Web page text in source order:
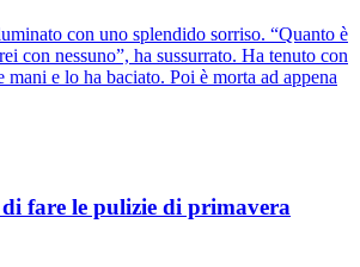
con uno splendido sorriso. “Quanto è
con nessuno”, ha sussurrato. Ha tenuto con
e lo ha baciato. Poi è morta ad appena
fare le pulizie di primavera